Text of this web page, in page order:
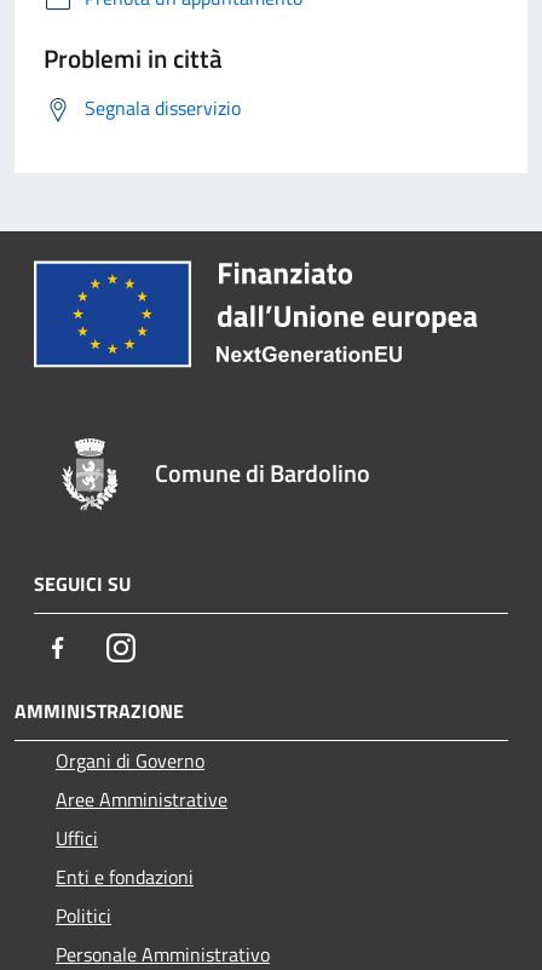
Problemi in città
Segnala disservizio
Comune di Bardolino
SEGUICI SU
FacebookInstagram
AMMINISTRAZIONE
Organi di Governo
Aree Amministrative
Uffici
Enti e fondazioni
Politici
Personale Amministrativo